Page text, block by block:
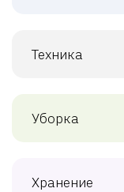
Техника
Уборка
Хранение